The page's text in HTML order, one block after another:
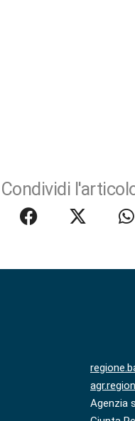
Condividi
Agenzia